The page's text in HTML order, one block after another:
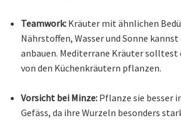
Teamwork: Kräuter mit ähnlichen
Nährstoffen, Wasser und Sonne
anbauen. Mediterrane Kräuter solltest
von den Küchenkräutern pflanzen.
Vorsicht bei Minze: Pflanze sie besser
Gefäss, da ihre Wurzeln besonders